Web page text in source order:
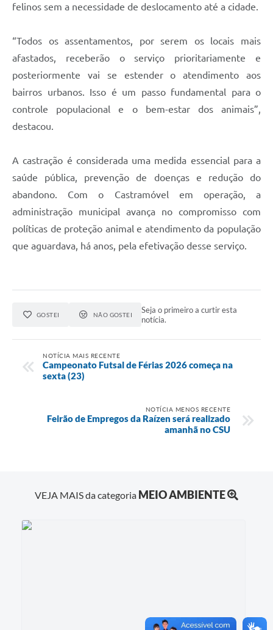
felinos sem a necessidade de deslocamento até a cidade.
“Todos os assentamentos, por serem os locais mais
afastados, receberão o serviço prioritariamente e
posteriormente vai se estender o atendimento aos
bairros urbanos. Isso é um passo fundamental para o
controle populacional e o bem-estar dos animais”,
destacou.
A castração é considerada uma medida essencial para a
saúde pública, prevenção de doenças e redução do
abandono. Com o Castramóvel em operação, a
administração municipal avança no compromisso com
políticas de proteção animal e atendimento da população
que aguardava, há anos, pela efetivação desse serviço.
GOSTEI NÃO GOSTEI
Seja o primeiro a curtir esta
notícia.
NOTÍCIA MAIS RECENTE
Campeonato Futsal de Férias 2026 começa na
sexta (23)
NOTÍCIA MENOS RECENTE
Feirão de Empregos da Raízen será realizado
amanhã no CSU
VEJA MAIS da categoria MEIO AMBIENTE